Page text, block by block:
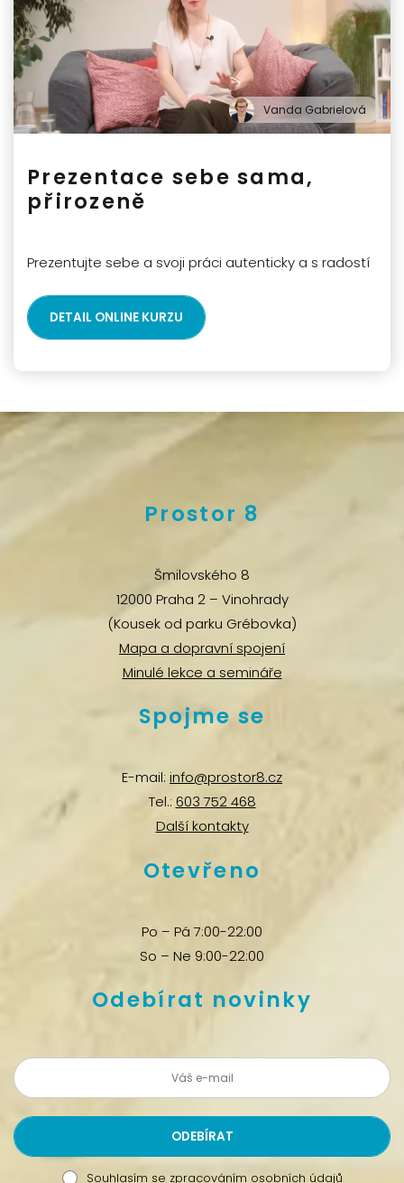
Vanda Gabrielová
Prezentace sebe sama,
přirozeně
Prezentujte sebe a svoji práci autenticky a s radostí
DETAIL ONLINE KURZU
Prostor 8
Šmilovského 8
12000 Praha 2 – Vinohrady
(Kousek od parku Grébovka)
Mapa a dopravní spojení
Minulé lekce a semináře
Spojme se
E-mail: info@prostor8.cz
Tel.: 603 752 468
Další kontakty
Otevřeno
Po – Pá 7:00-22:00
So – Ne 9:00-22:00
Odebírat novinky
Souhlasím se zpracováním osobních údajů